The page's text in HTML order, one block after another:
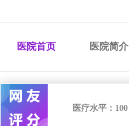
医院首页 医院简介
医疗水平： 100